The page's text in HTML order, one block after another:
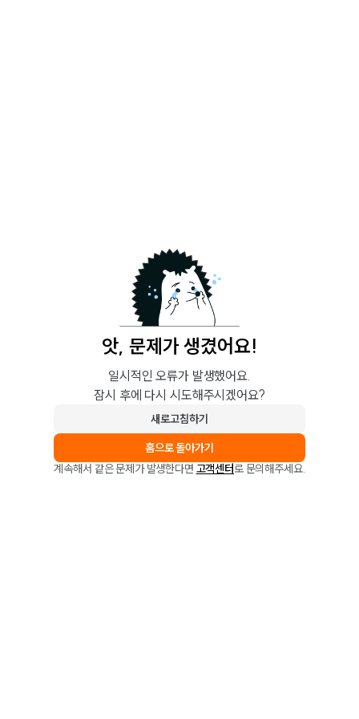
앗, 문제가 생겼어요!
일시적인 오류가 발생했어요.
잠시 후에 다시 시도해주시겠어요?
새로고침하기
홈으로 돌아가기
계속해서 같은 문제가 발생한다면 고객센터로 문의해주세요.